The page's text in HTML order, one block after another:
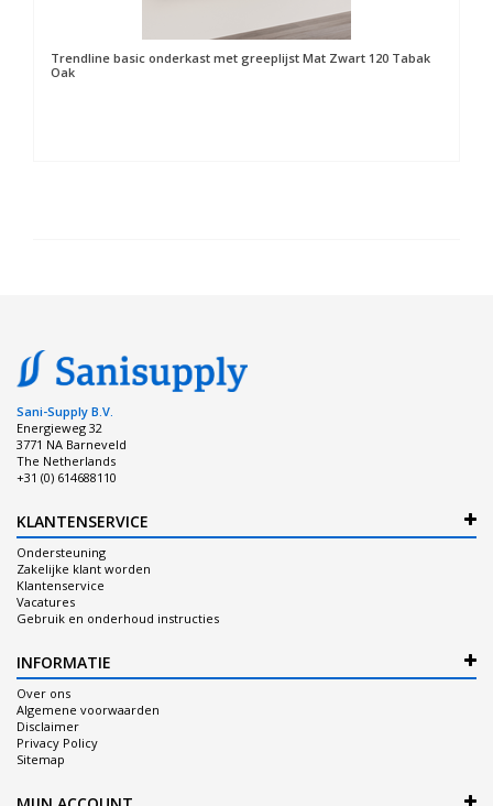
Trendline basic onderkast met greeplijst Mat Zwart 120 Tabak
Oak
Sani-Supply B.V.
Energieweg 32
3771 NA Barneveld
The Netherlands
+31 (0) 614688110
KLANTENSERVICE
Ondersteuning
Zakelijke klant worden
Klantenservice
Vacatures
Gebruik en onderhoud instructies
INFORMATIE
Over ons
Algemene voorwaarden
Disclaimer
Privacy Policy
Sitemap